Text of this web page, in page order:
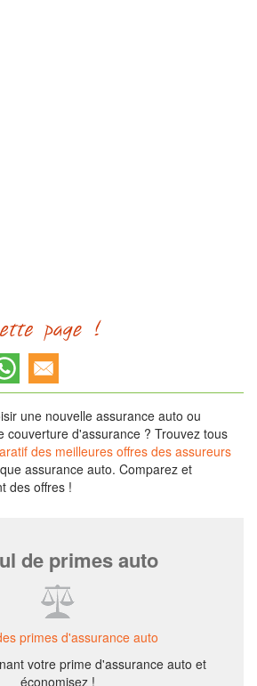
une nouvelle assurance auto ou
couverture d'assurance ? Trouvez tous
des meilleures offres des assureurs
assurance auto. Comparez et
des offres !
de primes auto
primes d'assurance auto
votre prime d'assurance auto et
économisez !